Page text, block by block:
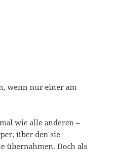
wenn nur einer am
wie alle anderen –
über den sie
übernahmen. Doch als